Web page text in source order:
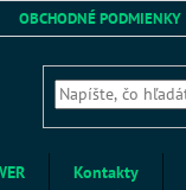
OBCHODNÉ PODMIENKY
Kontakty